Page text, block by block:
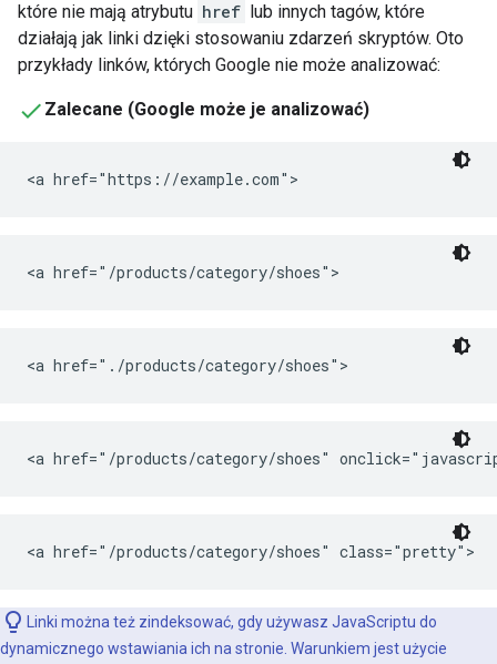
które nie mają atrybutu href lub innych tagów, które
działają jak linki dzięki stosowaniu zdarzeń skryptów. Oto
przykłady linków, których Google nie może analizować:
Zalecane (Google może je analizować)
<a href="https://example.com">
<a href="/products/category/shoes">
<a href="./products/category/shoes">
<a href="/products/category/shoes"
<a href="/products/category/shoes" class="pretty">
Linki można też zindeksować, gdy używasz JavaScriptu do
dynamicznego wstawiania ich na stronie. Warunkiem jest użycie